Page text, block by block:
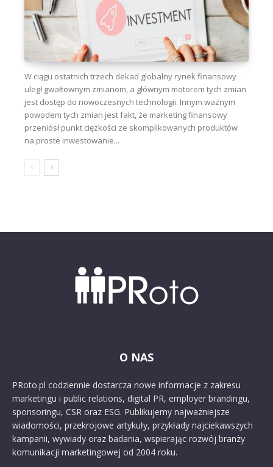
W ciągu ostatnich trzech dekad globalny rynek finansowy
uległ gwałtownym zmianom, a głównym motorem tych zmian
jest dostęp do nowoczesnych technologii. Innym ważnym
powodem tych zmian jest fakt, że marketing finansowy
przeniósł punkt ciężkości ze skomplikowanych produktów
na proste inwestowanie...
O NAS
PRoto.pl codziennie dostarcza nowe informacje z zakresu
marketingu i public relations, digital PR, employer brandingu,
sponsoringu, CSR oraz ESG. Publikujemy najważniejsze
wiadomości, przekrojowe artykuły, przykłady najciekawszych
kampanii, wywiady oraz badania, wspierając rozwój branży
komunikacji marketingowej od 2004 roku.